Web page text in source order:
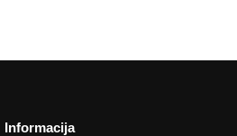
Informacija